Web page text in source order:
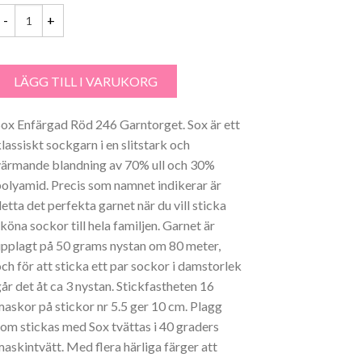
LÄGG TILL I VARUKORG
Enfärgad Röd 246 Garntorget. Sox är ett
sockgarn i en slitstark och
blandning av 70% ull och 30%
Precis som namnet indikerar är
det perfekta garnet när du vill sticka
sockor till hela familjen. Garnet är
på 50 grams nystan om 80 meter,
för att sticka ett par sockor i damstorlek
det åt ca 3 nystan. Stickfastheten 16
på stickor nr 5.5 ger 10 cm. Plagg
stickas med Sox tvättas i 40 graders
Med flera härliga färger att